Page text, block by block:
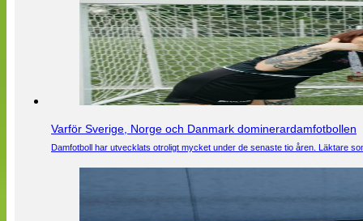
Varför Sverige, Norge och Danmark dominerardamfotbollen
Damfotboll har utvecklats otroligt mycket under de senaste tio åren. Läktare